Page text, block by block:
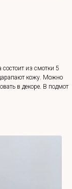
из смотки 5
кожу. Можно
в декоре. В подмот